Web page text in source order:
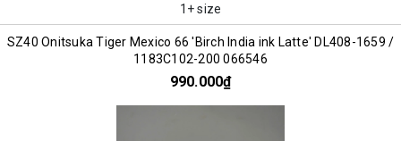
1+ size
SZ40 Onitsuka Tiger Mexico 66 'Birch India ink Latte' DL408-1659 /
1183C102-200 066546
990.000₫